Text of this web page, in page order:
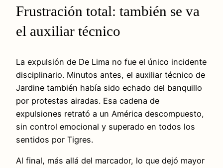
Frustración total: también se va
el auxiliar técnico
La expulsión de De Lima no fue el único incidente
disciplinario. Minutos antes, el auxiliar técnico de
Jardine también había sido echado del banquillo
por protestas airadas. Esa cadena de
expulsiones retrató a un América descompuesto,
sin control emocional y superado en todos los
sentidos por Tigres.
Al final, más allá del marcador, lo que dejó mayor